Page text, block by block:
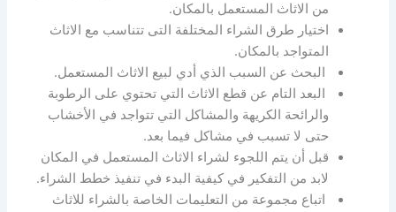
من الاثاث المستعمل بالمكان.
اختيار طرق الشراء المختلفة التى تتناسب مع الاثاث
المتواجد بالمكان.
البحث عن السبب الذي أدي لبيع الاثاث المستعمل.
البعد التام عن قطع الاثاث التي تحتوي على الرطوبة
والرائحة الكريهة والمشاكل التي تتواجد في الأخشاب
حتى لا تسبب في مشاكل فيما بعد.
قبل أن يتم اللجوء لشراء الاثاث المستعمل في المكان
لابد من التفكير في كيفية البدء في تنفيذ خطط الشراء.
اتباع مجموعة من التعليمات الخاصة بالشراء للاثاث